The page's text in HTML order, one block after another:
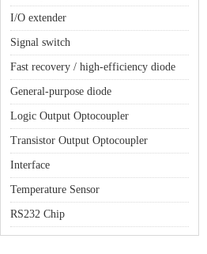
I/O extender
Signal switch
Fast recovery / high-efficiency diode
General-purpose diode
Logic Output Optocoupler
Transistor Output Optocoupler
Interface
Temperature Sensor
RS232 Chip